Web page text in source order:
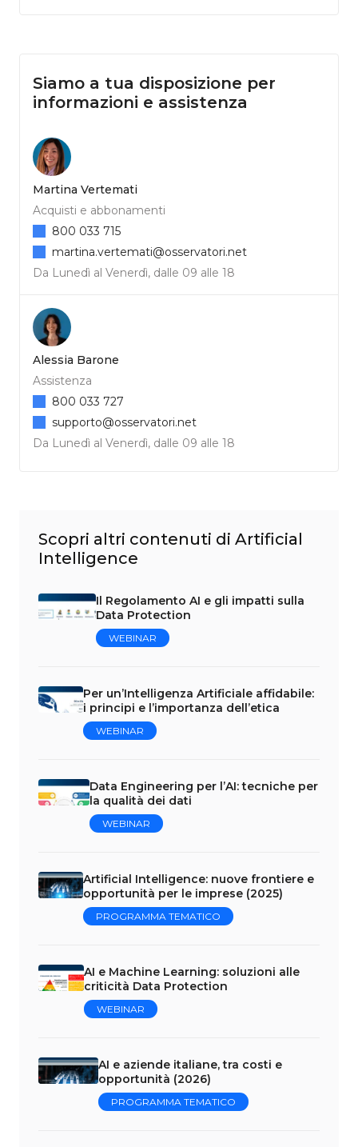
Siamo a tua disposizione per
informazioni e assistenza
Martina Vertemati
Acquisti e abbonamenti
Da Lunedì al Venerdì, dalle 09 alle 18
800 033 715
martina.vertemati@osservatori.net
Alessia Barone
Assistenza
Da Lunedì al Venerdì, dalle 09 alle 18
800 033 727
supporto@osservatori.net
Scopri altri contenuti di Artificial
Intelligence
Il Regolamento AI e gli impatti sulla
Data Protection
WEBINAR
Per un’Intelligenza Artificiale affidabile:
i principi e l’importanza dell’etica
WEBINAR
Data Engineering per l’AI: tecniche per
la qualità dei dati
WEBINAR
Artificial Intelligence: nuove frontiere e
opportunità per le imprese (2025)
PROGRAMMA TEMATICO
AI e Machine Learning: soluzioni alle
criticità Data Protection
WEBINAR
AI e aziende italiane, tra costi e
opportunità (2026)
PROGRAMMA TEMATICO